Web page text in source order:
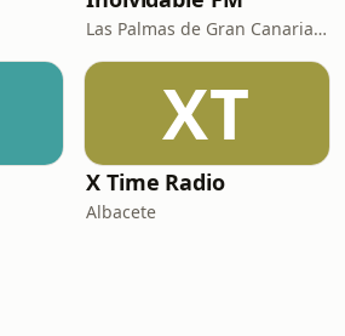
Las Palmas de Gran Canaria · 95.8 FM
XT
X Time Radio
Albacete